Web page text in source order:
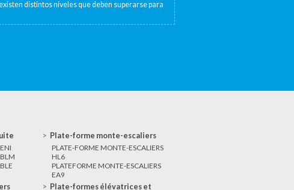
distintos niveles que deben superarse para
Plate-forme monte-escaliers
PLATE-FORME MONTE-ESCALIERS
HL6
PLATEFORME MONTE-ESCALIERS
EA9
Plate-formes élévatrices et